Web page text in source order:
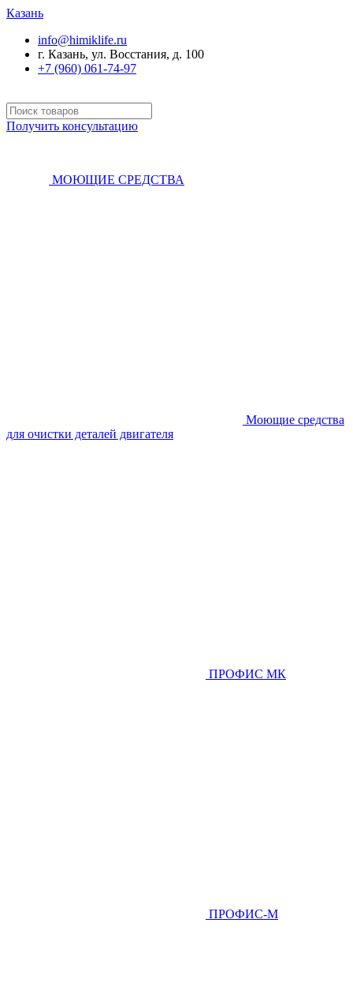
Казань
info@himiklife.ru
г. Казань, ул. Восстания, д. 100
+7 (960) 061-74-97
Получить консультацию
МОЮЩИЕ СРЕДСТВА
Моющие средства
для очистки деталей двигателя
ПРОФИС МК
ПРОФИС-М